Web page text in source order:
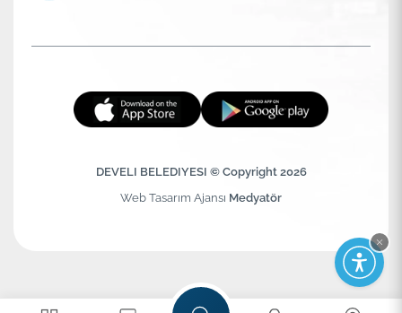
DEVELI BELEDIYESI © Copyright 2026
Web Tasarım Ajansı Medyatör